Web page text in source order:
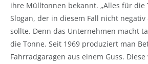
ihre Mülltonnen bekannt. „Alles für die
Slogan, der in diesem Fall nicht
sollte. Denn das Unternehmen macht
die Tonne. Seit 1969 produziert man
Fahrradgaragen aus einem Guss.